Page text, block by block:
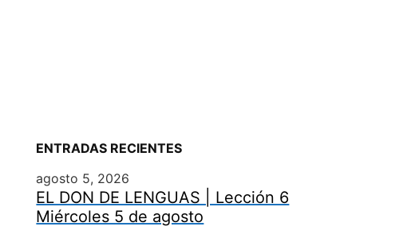
ENTRADAS RECIENTES
agosto 5, 2026
EL DON DE LENGUAS | Lección 6
Miércoles 5 de agosto